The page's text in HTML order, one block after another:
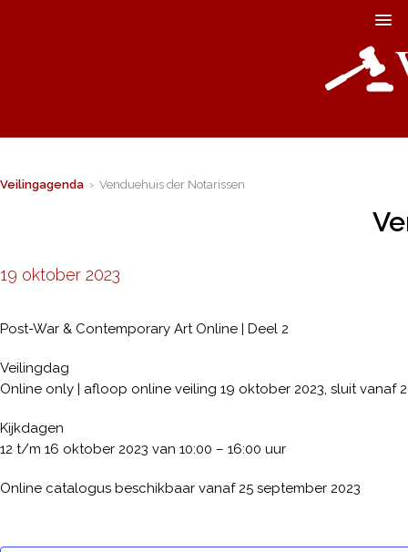
Veilingagenda › Venduehuis der Notarissen
19 oktober 2023
Post-War & Contemporary Art Online | Deel 2
Veilingdag
Online only | afloop online veiling 19 oktober 2023, sluit vanaf
Kijkdagen
12 t/m 16 oktober 2023 van 10:00 – 16:00 uur
Online catalogus beschikbaar vanaf 25 september 2023